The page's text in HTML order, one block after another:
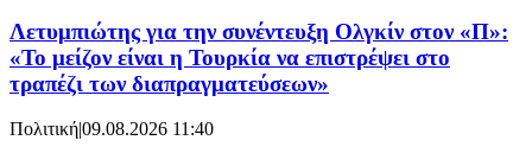
Λετυμπιώτης για την συνέντευξη Ολγκίν στον «Π»:
«Το μείζον είναι η Τουρκία να επιστρέψει στο
τραπέζι των διαπραγματεύσεων»
Πολιτική|09.08.2026 11:40